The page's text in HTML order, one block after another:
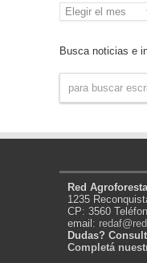
Archivo
de
Busca noticias e
Red
1235
CP: 3560
email:
Dudas?
Completá